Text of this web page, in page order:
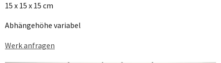
15 x 15 x 15 cm
Abhängehöhe variabel
Werk anfragen